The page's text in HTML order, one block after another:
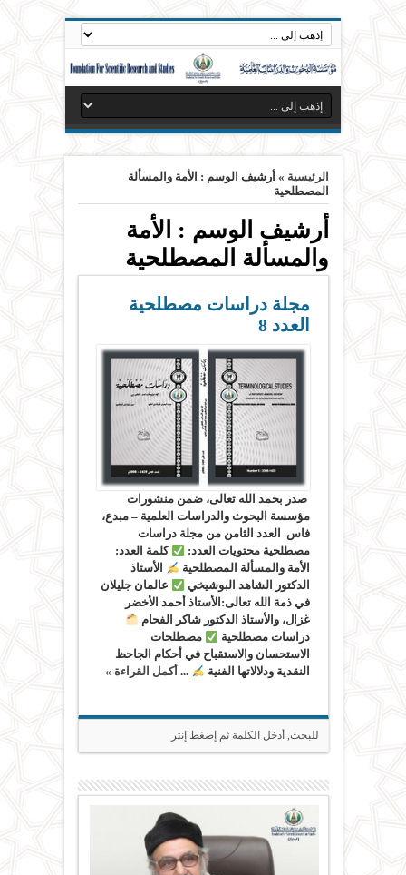
الرئيسية » أرشيف الوسم : الأمة والمسألة
المصطلحية
أرشيف الوسم : الأمة
والمسألة المصطلحية
مجلة دراسات مصطلحية
العدد 8
صدر بحمد الله تعالى، ضمن منشورات
مؤسسة البحوث والدراسات العلمية – مبدع،
فاس العدد الثامن من مجلة دراسات
مصطلحية محتويات العدد:
كلمة العدد:
الأمة والمسألة المصطلحية
الأستاذ
الدكتور الشاهد البوشيخي
عالمان جليلان
في ذمة الله تعالى:الأستاذ أحمد الأخضر
غزال، والأستاذ الدكتور شاكر الفحام
دراسات مصطلحية
مصطلحات
الاستحسان والاستقباح في أحكام الجاحظ
النقدية ودلالاتها الفنية
... أكمل القراءة »